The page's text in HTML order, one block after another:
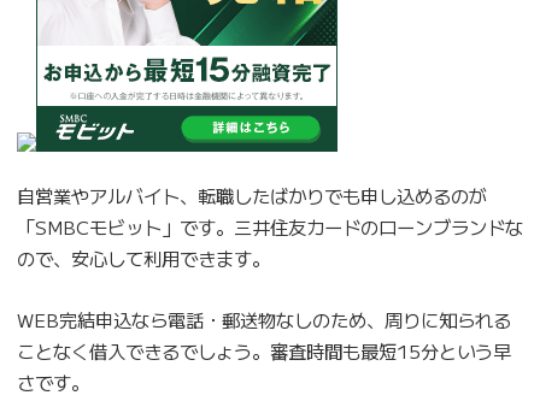
自営業やアルバイト、転職したばかりでも申し込めるのが
「SMBCモビット」です。三井住友カードのローンブランドな
ので、安心して利用できます。
WEB完結申込なら電話・郵送物なしのため、周りに知られる
ことなく借入できるでしょう。審査時間も最短15分という早
さです。